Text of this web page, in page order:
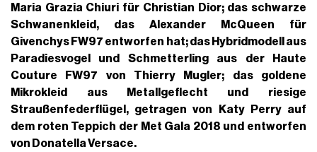
Maria Grazia Chiuri für Christian Dior; das schwarze
Schwanenkleid, das Alexander McQueen für
Givenchys FW97 entworfen hat; das Hybridmodell aus
Paradiesvogel und Schmetterling aus der Haute
Couture FW97 von Thierry Mugler; das goldene
Mikrokleid aus Metallgeflecht und riesige
Straußenfederflügel, getragen von Katy Perryauf
dem roten Teppich der Met Gala 2018 und entworfen
von Donatella Versace.